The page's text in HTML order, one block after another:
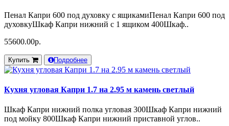
Пенал Капри 600 под духовку с ящикамиПенал Капри 600 под
духовкуШкаф Капри нижний с 1 ящиком 400Шкаф..
55600.00р.
Купить Подробнее
Кухня угловая Капри 1.7 на 2.95 м камень светлый
Шкаф Капри нижний полка угловая 300Шкаф Капри нижний
под мойку 800Шкаф Капри нижний приставной углов..